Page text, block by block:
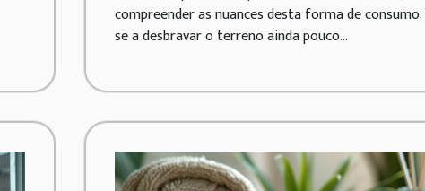
compreender as nuances desta forma de
se a desbravar o terreno ainda pouco...